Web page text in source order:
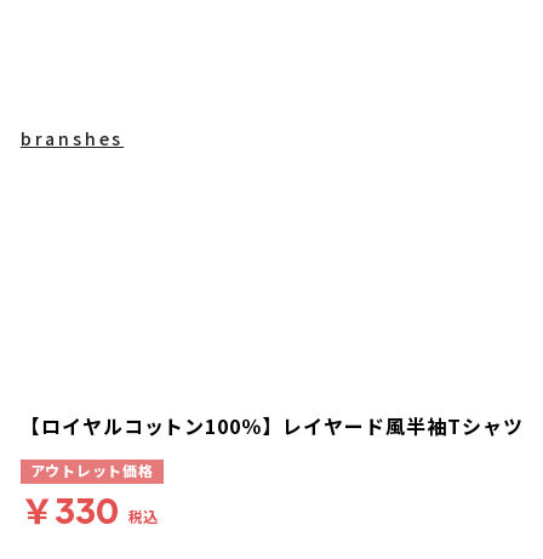
branshes
【ロイヤルコットン100％】レイヤード風半袖Tシャツ
アウトレット価格
￥330 税込